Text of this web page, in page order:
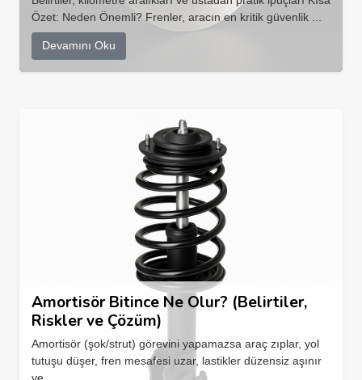
Özet: Neden Önemli? Frenler, aracın en kritik güvenlik ...
Devamını Oku
Amortisör Bitince Ne Olur? (Belirtiler,
Riskler ve Çözüm)
Amortisör (şok/strut) görevini yapamazsa araç zıplar, yol
tutuşu düşer, fren mesafesi uzar, lastikler düzensiz aşınır